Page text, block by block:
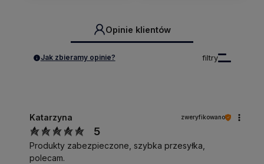
Opinie klientów
filtry
Jak zbieramy opinie?
Katarzyna zweryfikowano
5
Produkty zabezpieczone, szybka przesyłka,
polecam.